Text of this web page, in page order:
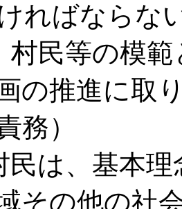
ればならな
民等の模範
の推進に取
務）
は、基本理
その他の社